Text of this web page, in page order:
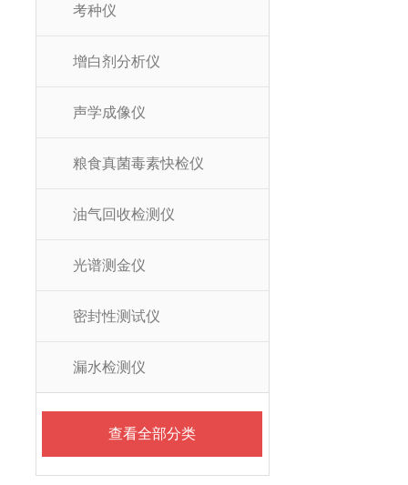
考种仪
增白剂分析仪
声学成像仪
粮食真菌毒素快检仪
油气回收检测仪
光谱测金仪
密封性测试仪
漏水检测仪
查看全部分类